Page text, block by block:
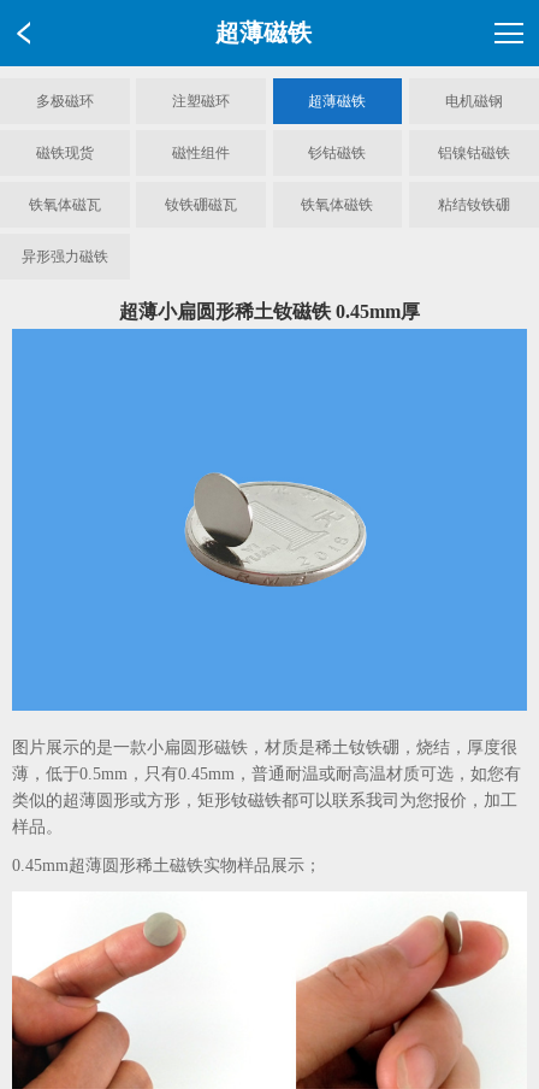
超薄磁铁
多极磁环 注塑磁环 超薄磁铁 电机磁钢
磁铁现货 磁性组件 钐钴磁铁 铝镍钴磁铁
铁氧体磁瓦 钕铁硼磁瓦 铁氧体磁铁 粘结钕铁硼
异形强力磁铁
超薄小扁圆形稀土钕磁铁 0.45mm厚
图片展示的是一款小扁圆形磁铁，材质是稀土钕铁硼，烧结，厚度很
薄，低于0.5mm，只有0.45mm，普通耐温或耐高温材质可选，如您有
类似的超薄圆形或方形，矩形钕磁铁都可以联系我司为您报价，加工
样品。
0.45mm超薄圆形稀土磁铁实物样品展示；